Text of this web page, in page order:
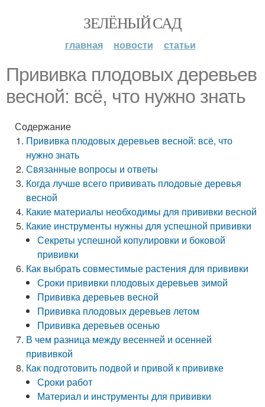
ЗЕЛЁНЫЙ САД
главная новости статьи
Прививка плодовых деревьев
весной: всё, что нужно знать
Содержание
Прививка плодовых деревьев весной: всё, что
нужно знать
Связанные вопросы и ответы
Когда лучше всего прививать плодовые деревья
весной
Какие материалы необходимы для прививки весной
Какие инструменты нужны для успешной прививки
Секреты успешной копулировки и боковой
прививки
Как выбрать совместимые растения для прививки
Сроки прививки плодовых деревьев зимой
Прививка деревьев весной
Прививка плодовых деревьев летом
Прививка деревьев осенью
В чем разница между весенней и осенней
прививкой
Как подготовить подвой и привой к прививке
Сроки работ
Материал и инструменты для прививки